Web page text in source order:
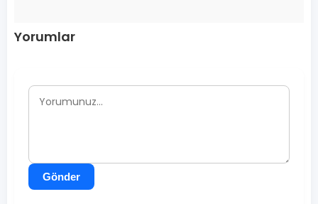
Yorumlar
Gönder